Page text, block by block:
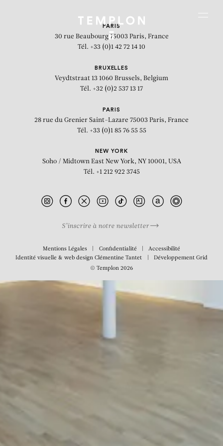
PARIS
30 rue Beaubourg 75003 Paris, France
Tél. +33 (0)1 42 72 14 10
BRUXELLES
Veydtstraat 13 1060 Brussels, Belgium
Tél. +32 (0)2 537 13 17
PARIS
28 rue du Grenier Saint-Lazare 75003 Paris, France
Tél. +33 (0)1 85 76 55 55
NEW YORK
Soho / Midtown East New York, NY 10001, USA
Tél. +1 212 922 3745
S’inscrire à notre newsletter
Mentions Légales Confidentialité
Accessibilité
Identité visuelle & web designClémentine Tantet Développement Grid
© Templon 2026